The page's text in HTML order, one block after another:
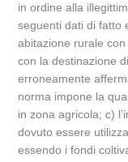
in ordine alla
seguenti dati di fatto
abitazione rurale
con la destinazione
erroneamente
norma impone la
in zona agricola; c)
dovuto essere
essendo i fondi